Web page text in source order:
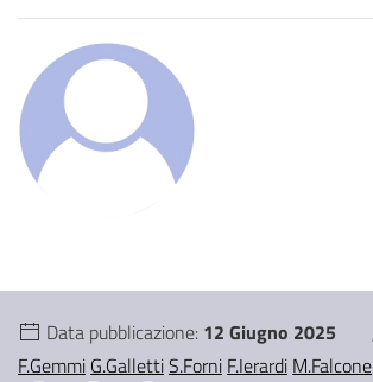
Data pubblicazione: 12 Giugno 2025
F.Gemmi G.GallettiS.Forni F.Ierardi M.Falcone